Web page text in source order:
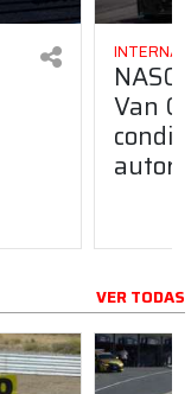
Van
VER TODAS